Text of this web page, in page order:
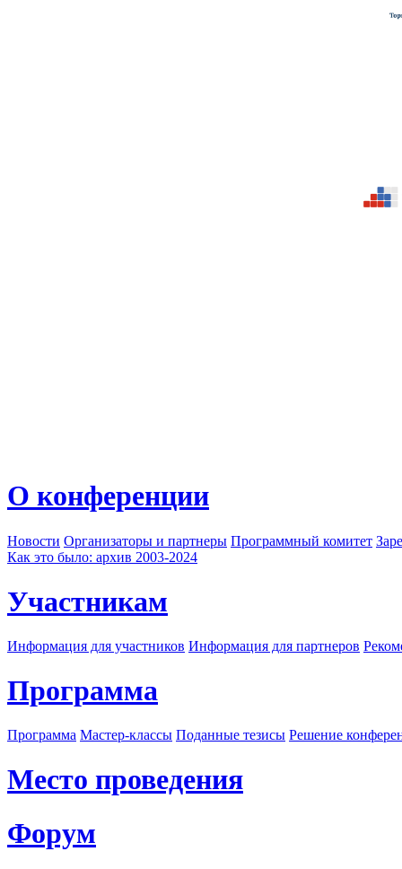
О конференции
Новости Организаторы и партнеры Программный комитет
Как это было: архив 2003-2024
Участникам
Информация для участников Информация для партнеров
Программа
Программа Мастер-классы Поданные тезисы Решение
Место проведения
Форум